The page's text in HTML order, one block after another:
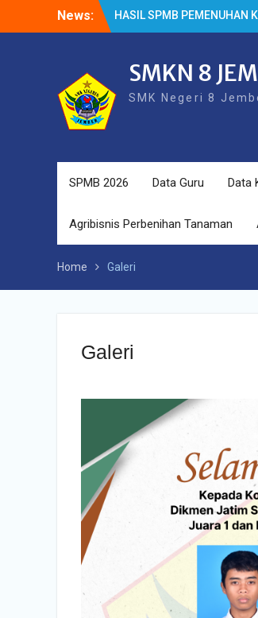
News:
Cek Kesehatan Gratis (CKG)
SMKN 8
SMK Negeri 8
SPMB 2026 Data Guru Data
Agribisnis Perbenihan Tanaman
Home Galeri
Galeri